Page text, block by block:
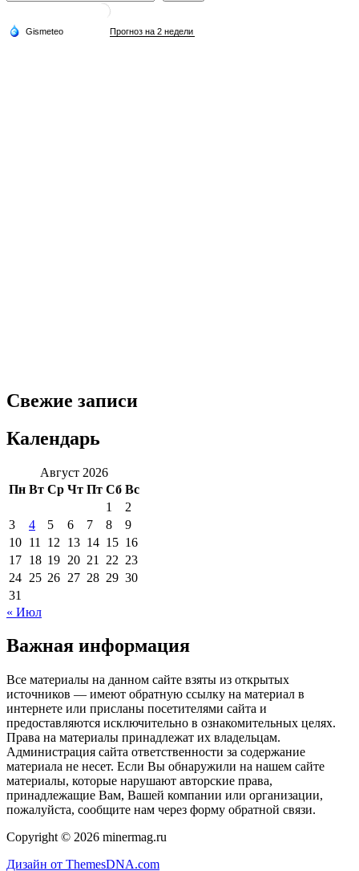
Свежие записи
Календарь
Август 2026
Пн Вт Ср Чт Пт Сб Вс
1
2
3
4 5 6 7 8
9
10 11 12 13 14 15 16
17 18 19 20 21 22 23
24 25 26 27 28 29 30
31
« Июл
Важная информация
Все материалы на данном сайте взяты из открытых
источников — имеют обратную ссылку на материал в
интернете или присланы посетителями сайта и
предоставляются исключительно в ознакомительных целях.
Права на материалы принадлежат их владельцам.
Администрация сайта ответственности за содержание
материала не несет. Если Вы обнаружили на нашем сайте
материалы, которые нарушают авторские права,
принадлежащие Вам, Вашей компании или организации,
пожалуйста, сообщите нам через форму обратной связи.
Copyright © 2026 minermag.ru
Дизайн от ThemesDNA.com